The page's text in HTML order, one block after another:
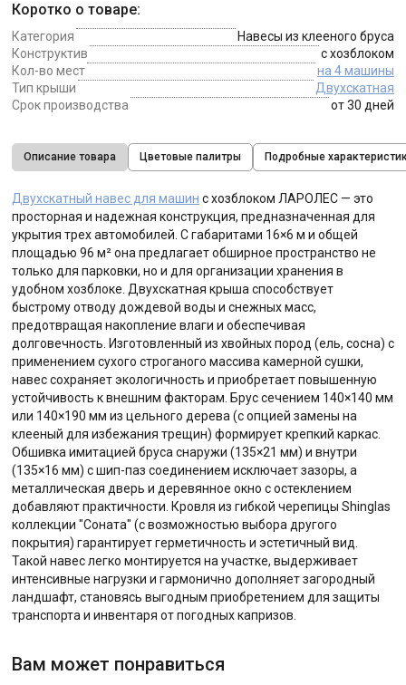
Коротко о товаре:
Категория
Навесы из клееного бруса
Конструктив
с хозблоком
Кол-во мест
на 4 машины
Тип крыши
Двухскатная
Срок производства
от 30 дней
Описание товара Цветовые палитры Подробные
Двухскатный навес для машин с хозблоком ЛАРОЛЕС — это
просторная и надежная конструкция, предназначенная для
укрытия трех автомобилей. С габаритами 16×6 м и общей
площадью 96 м² она предлагает обширное пространство не
только для парковки, но и для организации хранения в
удобном хозблоке. Двухскатная крыша способствует
быстрому отводу дождевой воды и снежных масс,
предотвращая накопление влаги и обеспечивая
долговечность. Изготовленный из хвойных пород (ель, сосна) с
применением сухого строганого массива камерной сушки,
навес сохраняет экологичность и приобретает повышенную
устойчивость к внешним факторам. Брус сечением 140×140 мм
или 140×190 мм из цельного дерева (с опцией замены на
клееный для избежания трещин) формирует крепкий каркас.
Обшивка имитацией бруса снаружи (135×21 мм) и внутри
(135×16 мм) с шип-паз соединением исключает зазоры, а
металлическая дверь и деревянное окно с остеклением
добавляют практичности. Кровля из гибкой черепицы Shinglas
коллекции "Соната" (с возможностью выбора другого
покрытия) гарантирует герметичность и эстетичный вид.
Такой навес легко монтируется на участке, выдерживает
интенсивные нагрузки и гармонично дополняет загородный
ландшафт, становясь выгодным приобретением для защиты
транспорта и инвентаря от погодных капризов.
Вам может понравиться